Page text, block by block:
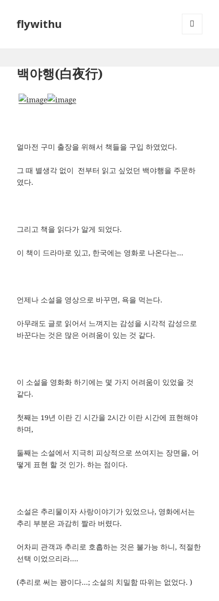
flywithu
백야행(白夜行)
얼마전 구미 출장을 위해서 책들을 구입 하였었다.
그 때 별생각 없이 전부터 읽고 싶었던 백야행을 주문하
였다.
그리고 책을 읽다가 알게 되었다.
이 책이 드라마로 있고, 한국에는 영화로 나온다는…
언제나 소설을 영상으로 바꾸면, 욕을 먹는다.
아무래도 글로 읽어서 느껴지는 감성을 시각적 감성으로
바꾼다는 것은 많은 어려움이 있는 것 같다.
이 소설을 영화화 하기에는 몇 가지 어려움이 있었을 것
같다.
첫째는 19년 이란 긴 시간을 2시간 이란 시간에 표현해야
하며,
둘째는 소설에서 지극히 피상적으로 쓰여지는 장면을, 어
떻게 표현 할 것 인가. 하는 점이다.
소설은 추리물이자 사랑이야기가 있었으나, 영화에서는
추리 부분은 과감히 짤라 버렸다.
어차피 관객과 추리로 호흡하는 것은 불가능 하니, 적절한
선택 이었으리라….
(추리로 써는 꽝이다…; 소설의 치밀함 따위는 없었다. )